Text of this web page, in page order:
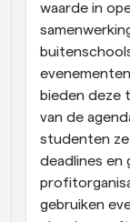
waarde in
bieden deze
van de
studenten
deadlines en
gebruiken